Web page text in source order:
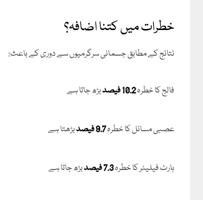
خطرات میں کتنا اضافہ؟
نتائج کے مطابق جسمانی سرگرمیوں سے دوری کے باعث:
فالج کا خطرہ10.2 فیصد بڑھ جاتا ہے
عصبی مسائل کا خطرہ9.7 فیصد بڑھتا ہے
ہارٹ فیلیئر کا خطرہ7.3 فیصد بڑھ جاتا ہے